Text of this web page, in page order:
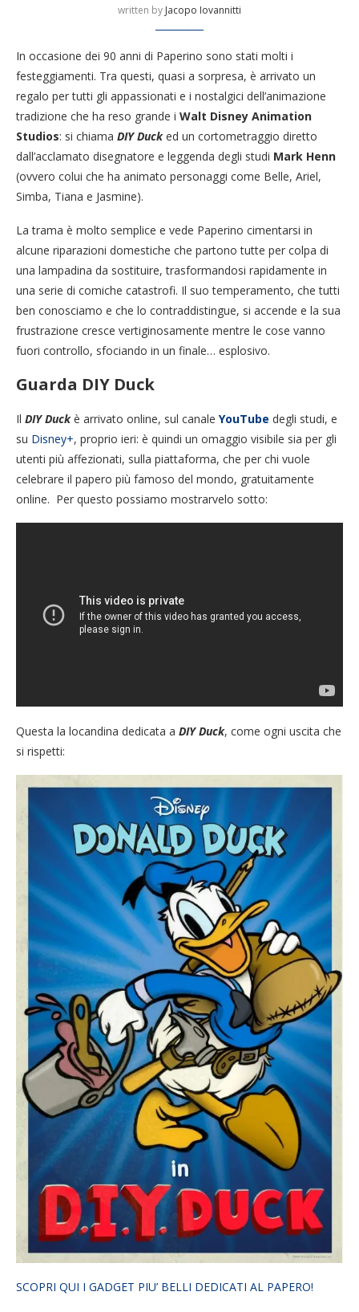
written by Jacopo Iovannitti
In occasione dei 90 anni di Paperino sono stati molti i
festeggiamenti. Tra questi, quasi a sorpresa, è arrivato un
regalo per tutti gli appassionati e i nostalgici dell’animazione
tradizione che ha reso grande i Walt Disney Animation
Studios: si chiama DIY Duck ed un cortometraggio diretto
dall’acclamato disegnatore e leggenda degli studi Mark Henn
(ovvero colui che ha animato personaggi come Belle, Ariel,
Simba, Tiana e Jasmine).
La trama è molto semplice e vede Paperino cimentarsi in
alcune riparazioni domestiche che partono tutte per colpa di
una lampadina da sostituire, trasformandosi rapidamente in
una serie di comiche catastrofi. Il suo temperamento, che tutti
ben conosciamo e che lo contraddistingue, si accende e la sua
frustrazione cresce vertiginosamente mentre le cose vanno
fuori controllo, sfociando in un finale… esplosivo.
Guarda DIY Duck
Il DIY Duckè arrivato online, sul canale YouTube degli studi, e
su Disney+, proprio ieri: è quindi un omaggio visibile sia per gli
utenti più affezionati, sulla piattaforma, che per chi vuole
celebrare il papero più famoso del mondo, gratuitamente
online. Per questo possiamo mostrarvelo sotto:
Questa la locandina dedicata a DIY Duck, come ogni uscita che
si rispetti:
SCOPRI QUI I GADGET PIU’ BELLI DEDICATI AL PAPERO!